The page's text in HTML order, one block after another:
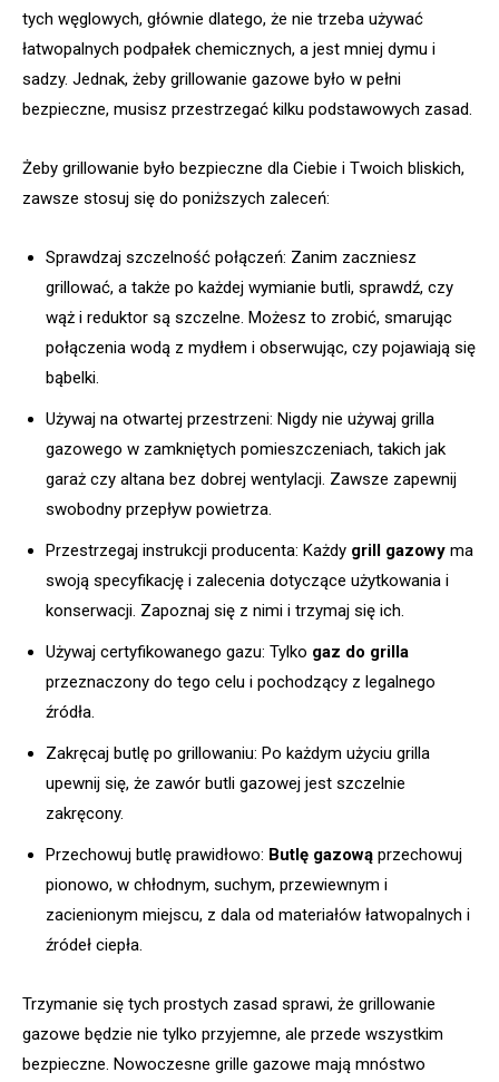
tych węglowych, głównie dlatego, że nie trzeba używać
łatwopalnych podpałek chemicznych, a jest mniej dymu i
sadzy. Jednak, żeby grillowanie gazowe było w pełni
bezpieczne, musisz przestrzegać kilku podstawowych zasad.
Żeby grillowanie było bezpieczne dla Ciebie i Twoich bliskich,
zawsze stosuj się do poniższych zaleceń:
Sprawdzaj szczelność połączeń: Zanim zaczniesz
grillować, a także po każdej wymianie butli, sprawdź, czy
wąż i reduktor są szczelne. Możesz to zrobić, smarując
połączenia wodą z mydłem i obserwując, czy pojawiają się
bąbelki.
Używaj na otwartej przestrzeni: Nigdy nie używaj grilla
gazowego w zamkniętych pomieszczeniach, takich jak
garaż czy altana bez dobrej wentylacji. Zawsze zapewnij
swobodny przepływ powietrza.
Przestrzegaj instrukcji producenta: Każdy grill gazowy ma
swoją specyfikację i zalecenia dotyczące użytkowania i
konserwacji. Zapoznaj się z nimi i trzymaj się ich.
Używaj certyfikowanego gazu: Tylko gaz do grilla
przeznaczony do tego celu i pochodzący z legalnego
źródła.
Zakręcaj butlę po grillowaniu: Po każdym użyciu grilla
upewnij się, że zawór butli gazowej jest szczelnie
zakręcony.
Przechowuj butlę prawidłowo: Butlę gazową przechowuj
pionowo, w chłodnym, suchym, przewiewnym i
zacienionym miejscu, z dala od materiałów łatwopalnych i
źródeł ciepła.
Trzymanie się tych prostych zasad sprawi, że grillowanie
gazowe będzie nie tylko przyjemne, ale przede wszystkim
bezpieczne. Nowoczesne grille gazowe mają mnóstwo